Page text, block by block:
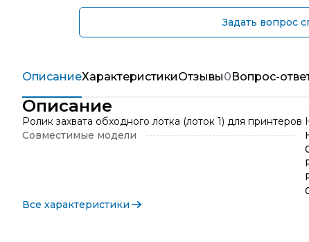
Задать вопрос
ОписаниеХарактеристикиОтзывы0Вопрос-
Описание
Ролик захвата обходного лотка (лоток 1) для
Совместимые модели
Все характеристики